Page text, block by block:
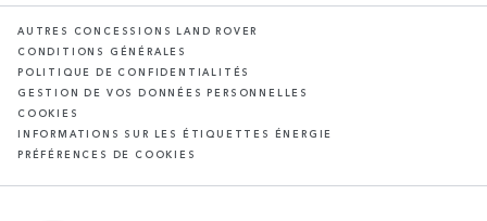
AUTRES CONCESSIONS LAND ROVER
CONDITIONS GÉNÉRALES
POLITIQUE DE CONFIDENTIALITÉS
GESTION DE VOS DONNÉES PERSONNELLES
COOKIES
INFORMATIONS SUR LES ÉTIQUETTES ÉNERGIE
PRÉFÉRENCES DE COOKIES